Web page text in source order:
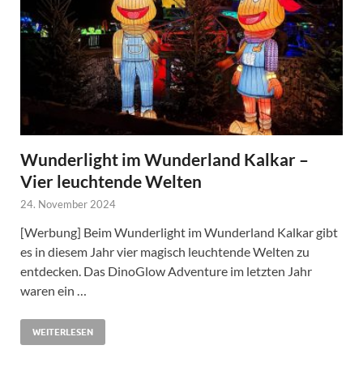
Wunderlight im Wunderland Kalkar –
Vier leuchtende Welten
24. November 2024
[Werbung] Beim Wunderlight im Wunderland Kalkar gibt
es in diesem Jahr vier magisch leuchtende Welten zu
entdecken. Das DinoGlow Adventure im letzten Jahr
waren ein …
WEITERLESEN